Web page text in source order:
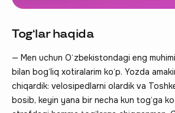
Tog‘lar haqida
— Men uchun O‘zbekistondagi eng
bilan bog‘liq xotiralarim ko‘p. Yozda
chiqardik: velosipedlarni olardik va
bosib, keyin yana bir necha kun tog‘ga